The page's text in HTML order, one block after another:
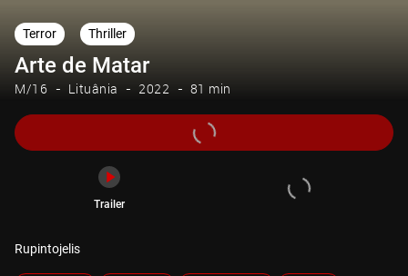
Terror Thriller
Arte de Matar
M/16 Lituânia 2022 81 min
Trailer
Rupintojelis